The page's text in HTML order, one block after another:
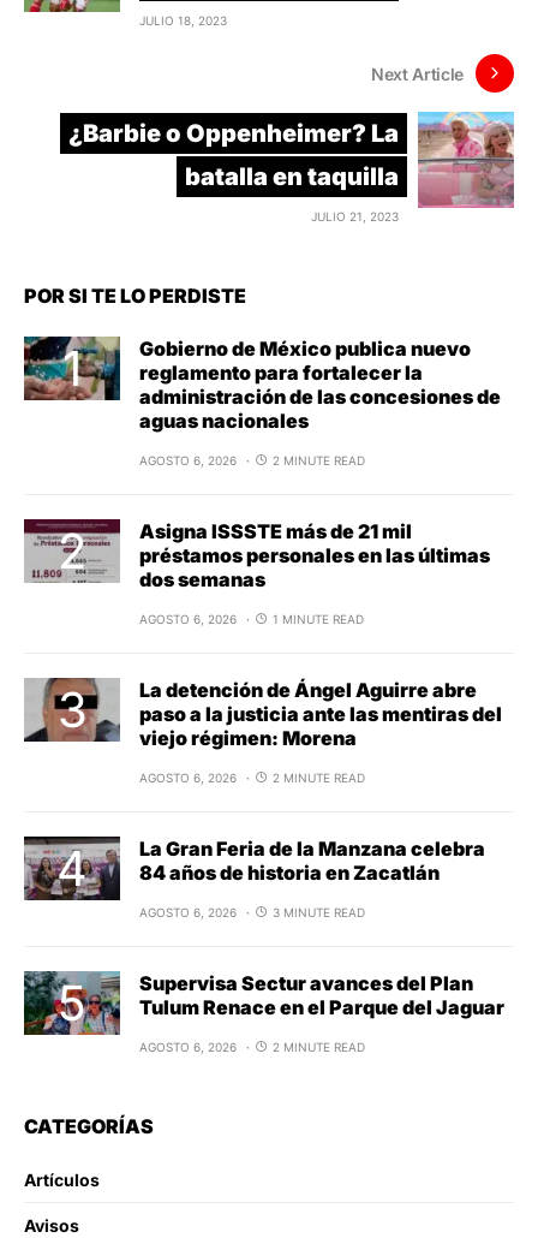
JULIO 18, 2023
Next Article
¿Barbie o Oppenheimer? La
batalla en taquilla
JULIO 21, 2023
POR SI TE LO PERDISTE
Gobierno de México publica nuevo
reglamento para fortalecer la
administración de las concesiones de
aguas nacionales
AGOSTO 6, 2026 2 MINUTE READ
Asigna ISSSTE más de 21 mil
préstamos personales en las últimas
dos semanas
AGOSTO 6, 2026 1 MINUTE READ
La detención de Ángel Aguirre abre
paso a la justicia ante las mentiras del
viejo régimen: Morena
AGOSTO 6, 2026 2 MINUTE READ
La Gran Feria de la Manzana celebra
84 años de historia en Zacatlán
AGOSTO 6, 2026 3 MINUTE READ
Supervisa Sectur avances del Plan
Tulum Renace en el Parque del Jaguar
AGOSTO 6, 2026 2 MINUTE READ
CATEGORÍAS
Artículos
Avisos